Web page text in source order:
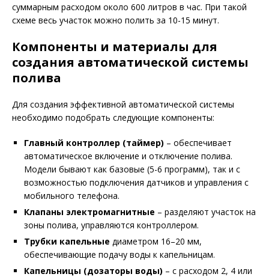
суммарным расходом около 600 литров в час. При такой
схеме весь участок можно полить за 10-15 минут.
Компоненты и материалы для
создания автоматической системы
полива
Для создания эффективной автоматической системы
необходимо подобрать следующие компоненты:
Главный контроллер (таймер) – обеспечивает
автоматическое включение и отключение полива.
Модели бывают как базовые (5-6 программ), так и с
возможностью подключения датчиков и управления с
мобильного телефона.
Клапаны электромагнитные – разделяют участок на
зоны полива, управляются контроллером.
Трубки капельные диаметром 16–20 мм,
обеспечивающие подачу воды к капельницам.
Капельницы (дозаторы воды) – с расходом 2, 4 или